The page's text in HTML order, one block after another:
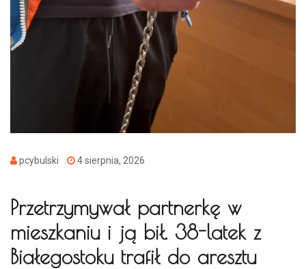
pcybulski 4 sierpnia, 2026
Przetrzymywał partnerkę w
mieszkaniu i ją bił. 38-latek z
Białegostoku trafił do aresztu